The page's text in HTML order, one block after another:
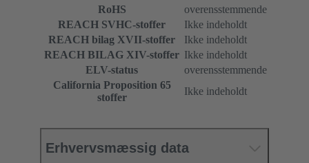
RoHS
overensstemmende
REACH SVHC-stoffer
Ikke indeholdt
REACH bilag XVII-stoffer
Ikke indeholdt
REACH BILAG XIV-stoffer Ikke indeholdt
ELV-status
overensstemmende
California Proposition 65
stoffer
Ikke indeholdt
Erhvervsmæssig data